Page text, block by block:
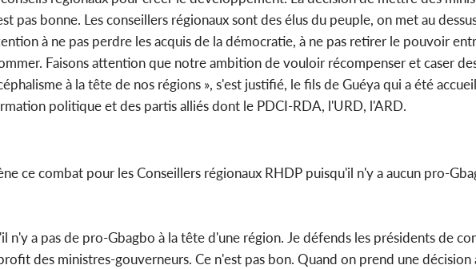
pas bonne. Les conseillers régionaux sont des élus du peuple, on met au
à ne pas perdre les acquis de la démocratie, à ne pas retirer le pouvoir
Faisons attention que notre ambition de vouloir récompenser et caser
à la tête de nos régions », s'est justifié, le fils de Guéya qui a été
politique et des partis alliés dont le PDCI-RDA, l'URD, l'ARD.
ce combat pour les Conseillers régionaux RHDP puisqu'il n'y a aucun pro-
n'y a pas de pro-Gbagbo à la tête d'une région. Je défends les présidents de
des ministres-gouverneurs. Ce n'est pas bon. Quand on prend une décision